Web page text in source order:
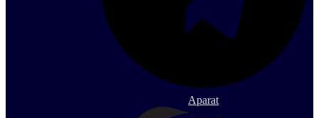
Aparat